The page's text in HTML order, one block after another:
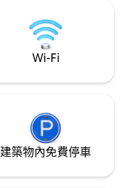
interiors below,
the heart of
Wi-Fi
建築物內免費停車